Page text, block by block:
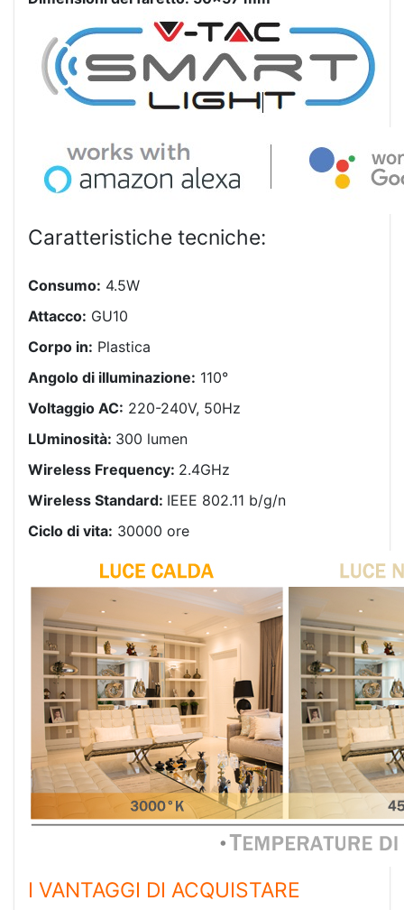
Caratteristiche tecniche:
Consumo: 4.5W
Attacco: GU10
Corpo in: Plastica
Angolo di illuminazione: 110°
Voltaggio AC: 220-240V, 50Hz
LUminosità: 300 lumen
Wireless Frequency: 2.4GHz
Wireless Standard: IEEE 802.11 b/g/n
Ciclo di vita: 30000 ore
I VANTAGGI DI ACQUISTARE